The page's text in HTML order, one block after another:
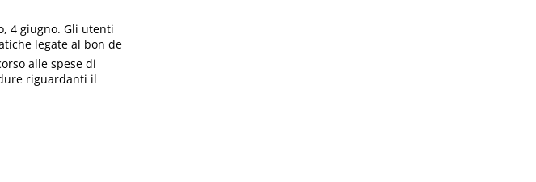
4 giugno. Gli utenti
legate al bon de
alle spese di
riguardanti il